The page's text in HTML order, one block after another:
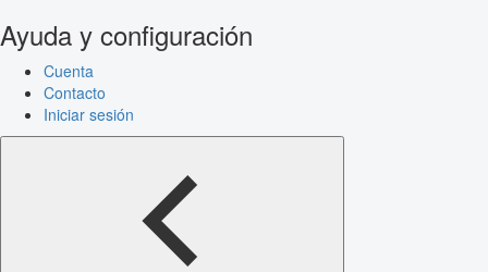
Ayuda y configuración
Cuenta
Contacto
Iniciar sesión